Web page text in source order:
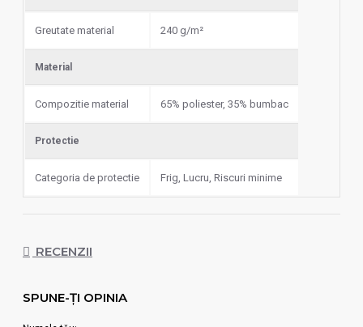
Greutate material 240 g/m²
Material
Compozitie material 65% poliester, 35% bumbac
Protectie
Categoria de protectie Frig, Lucru, Riscuri minime
RECENZII
SPUNE-ŢI OPINIA